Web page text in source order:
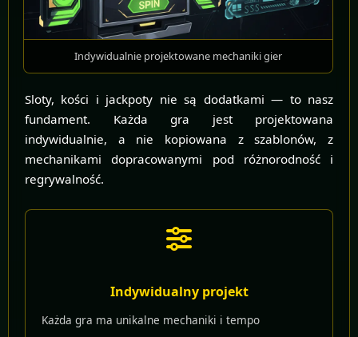
Indywidualnie projektowane mechaniki gier
Sloty, kości i jackpoty nie są dodatkami — to nasz
fundament. Każda gra jest projektowana
indywidualnie, a nie kopiowana z szablonów, z
mechanikami dopracowanymi pod różnorodność i
regrywalność.
Indywidualny projekt
Każda gra ma unikalne mechaniki i tempo